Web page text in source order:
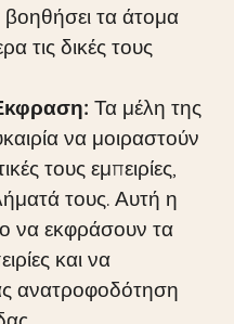
τα άτομα
τις δικές τους
Τα μέλη της
να μοιραστούν
τους εμπειρίες,
τους. Αυτή η
να εκφράσουν τα
και να
ανατροφοδότηση